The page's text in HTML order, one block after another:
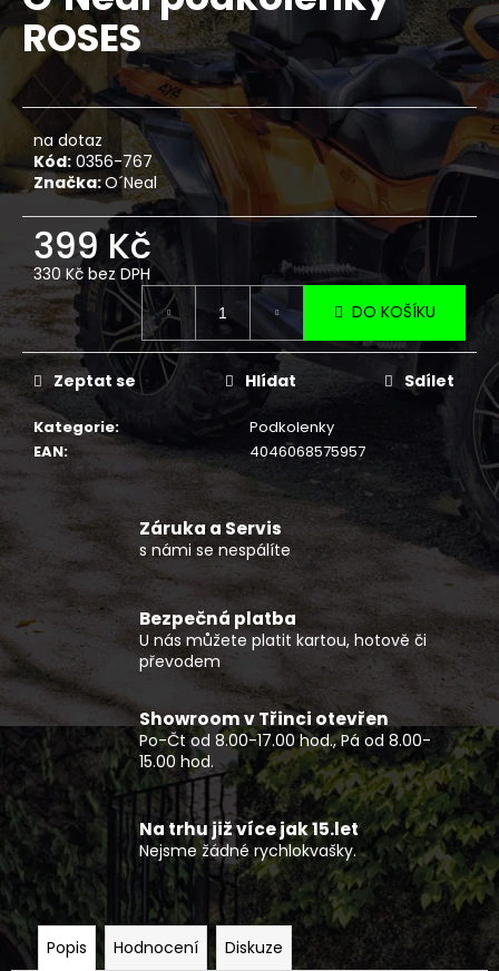
0,0
hvězdiček.
ROSES
na dotaz
Kód: 0356-767
Značka:O´Neal
399 Kč
330 Kč bez DPH
Měrná
cena:
DO KOŠÍKU
Kategorie:
Podkolenky
EAN: 4046068575957
Zeptat se Hlídat Sdílet
Záruka a Servis
s námi se nespálíte
Bezpečná platba
U nás můžete platit kartou, hotově či
převodem
Showroom v Třinci otevřen
Po-Čt od 8.00-17.00 hod., Pá od 8.00-
15.00 hod.
Na trhu již více jak 15.let
Nejsme žádné rychlokvašky.
Popis Hodnocení Diskuze
a
j
í
t
?
D
o
p
o
u
j
m
e
NF
2210
TEXTILNÍ
BUNDA
DLOUHÁ
ČERNO
ŠEDO
ZELENÝ
REFLEX
2
720
Kč